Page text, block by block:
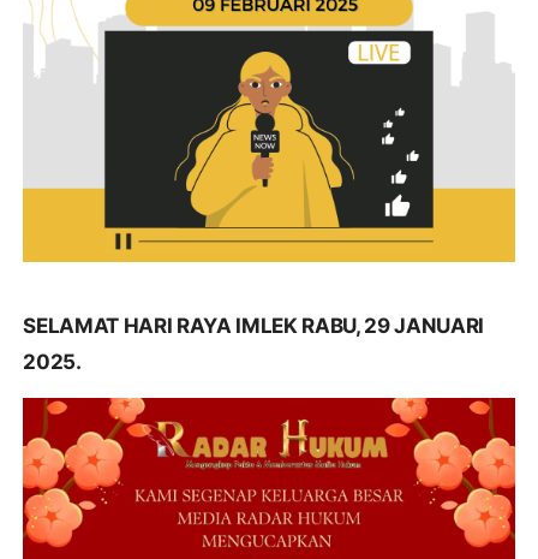
SELAMAT HARI RAYA IMLEK RABU, 29 JANUARI
2025.